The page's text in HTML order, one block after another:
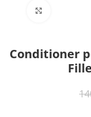
Conditioner